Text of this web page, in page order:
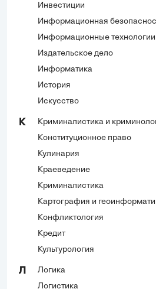
Инвестиции
Информационная
Информационные технологии
Издательское дело
Информатика
История
Искусство
К
Криминалистика и
Конституционное право
Кулинария
Краеведение
Криминалистика
Картография и
Конфликтология
Кредит
Культурология
Л
Логика
Логистика